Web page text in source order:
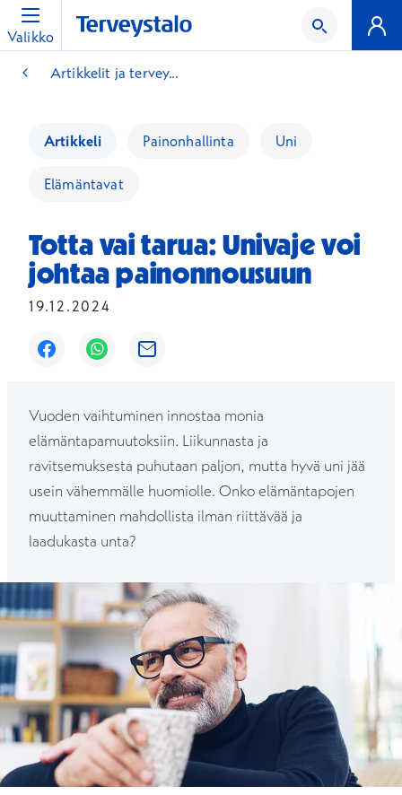
Valikko
Artikkelit ja tervey...
Artikkeli Painonhallinta Uni
Elämäntavat
Totta vai tarua: Univaje voi
johtaa painonnousuun
19.12.2024
Avautuu uuteen ikkunaan
Avautuu uuteen ikkunaan
Avautuu uuteen ikkunaan
Vuoden vaihtuminen innostaa monia
elämäntapamuutoksiin. Liikunnasta ja
ravitsemuksesta puhutaan paljon, mutta hyvä uni jää
usein vähemmälle huomiolle. Onko elämäntapojen
muuttaminen mahdollista ilman riittävää ja
laadukasta unta?